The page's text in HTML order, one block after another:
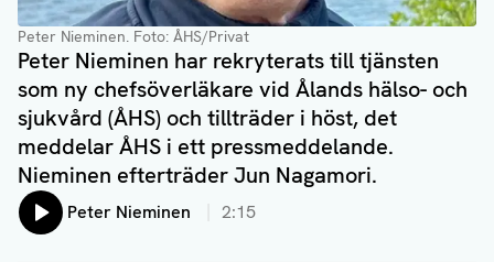
Peter Nieminen. Foto: ÅHS/Privat
Peter Nieminen har rekryterats till tjänsten
som ny chefsöverläkare vid Ålands hälso- och
sjukvård (ÅHS) och tillträder i höst, det
meddelar ÅHS i ett pressmeddelande.
Nieminen efterträder Jun Nagamori.
Lyssna på:
Peter Nieminen 2:15